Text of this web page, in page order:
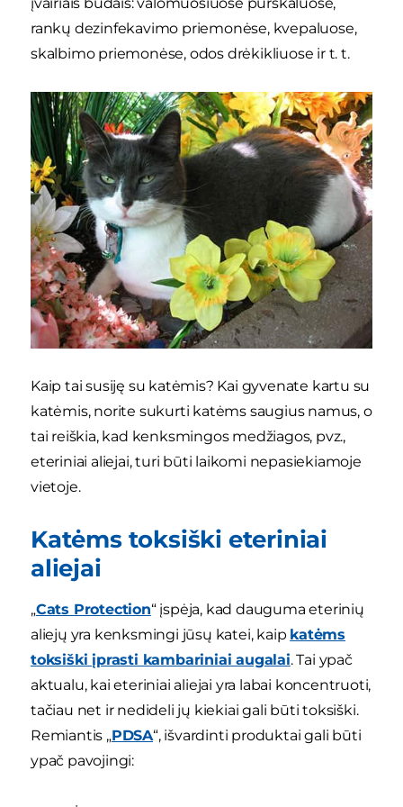
rankų dezinfekavimo priemonėse, kvepaluose,
skalbimo priemonėse, odos drėkikliuose ir t. t.
Kaip tai susiję su katėmis? Kai gyvenate kartu su
katėmis, norite sukurti katėms saugius namus, o
tai reiškia, kad kenksmingos medžiagos, pvz.,
eteriniai aliejai, turi būti laikomi nepasiekiamoje
vietoje.
Katėms toksiški eteriniai
aliejai
„Cats Protection“ įspėja, kad dauguma eterinių
aliejų yra kenksmingi jūsų katei, kaip katėms
toksiški įprasti kambariniai augalai. Tai ypač
aktualu, kai eteriniai aliejai yra labai koncentruoti,
tačiau net ir nedideli jų kiekiai gali būti toksiški.
Remiantis „PDSA“, išvardinti produktai gali būti
ypač pavojingi: